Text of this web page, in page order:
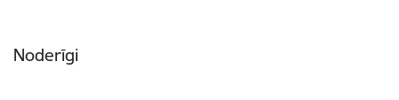
Noderīgi